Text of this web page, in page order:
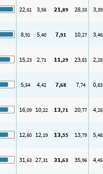
22,61 3,56 21,89 28,33 3,39
8,91 5,40 7,91 10,27 3,46
15,23 2,71 11,29 23,81 2,28
5,54 4,42 7,68 7,74 0,83
16,09 10,22 13,71 20,77 4,26
12,80 12,19 13,55 13,79 5,48
31,63 27,31 31,63 35,96 4,45